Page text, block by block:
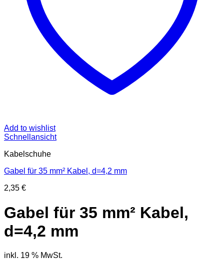
Add to wishlist
Schnellansicht
Kabelschuhe
Gabel für 35 mm² Kabel, d=4,2 mm
2,35 €
Gabel für 35 mm² Kabel,
d=4,2 mm
inkl. 19 % MwSt.